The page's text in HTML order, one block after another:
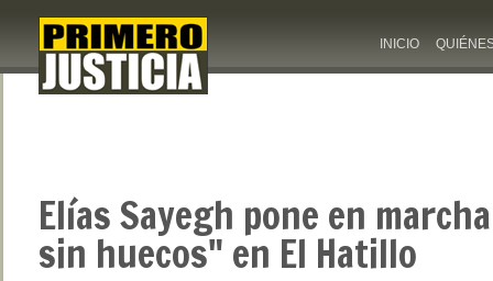
INICIO
Elías Sayegh pone en
sin huecos" en El Hatillo